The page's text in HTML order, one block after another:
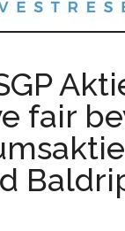
fair